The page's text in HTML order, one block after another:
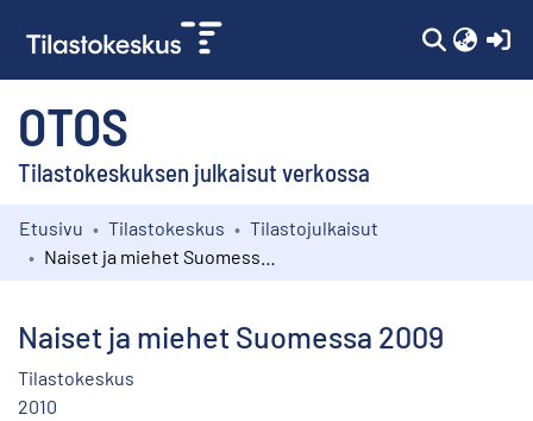
OTOS
Tilastokeskuksen julkaisut verkossa
Kokoelmat
Etusivu Tilastokeskus
Tilastojulkaisut
Naiset ja miehet Suomessa 2009
Tilastokeskus
2010